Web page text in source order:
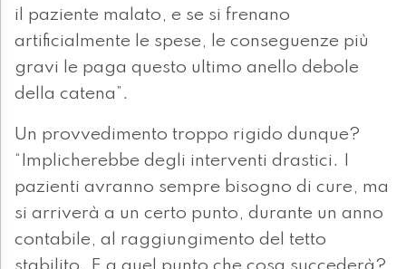
il paziente malato, e se si frenano
artificialmente le spese, le conseguenze più
gravi le paga questo ultimo anello debole
della catena”.
Un provvedimento troppo rigido dunque?
“Implicherebbe degli interventi drastici. I
pazienti avranno sempre bisogno di cure, ma
si arriverà a un certo punto, durante un anno
contabile, al raggiungimento del tetto